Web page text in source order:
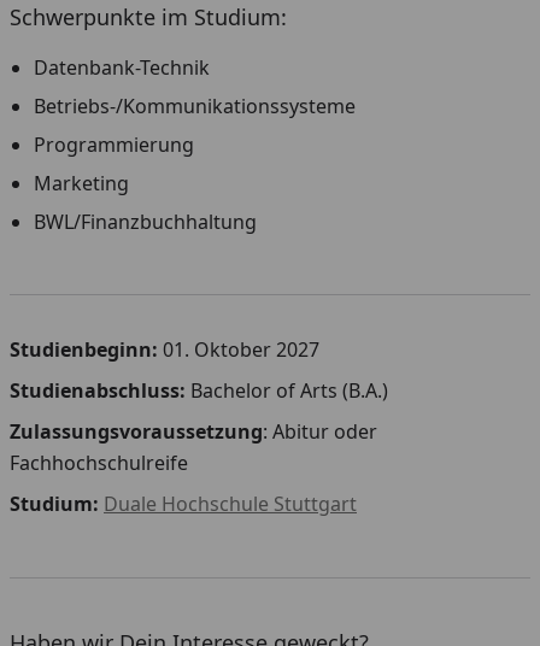
Schwerpunkte im Studium:
Datenbank-Technik
Betriebs-/Kommunikationssysteme
Programmierung
Marketing
BWL/Finanzbuchhaltung
Studienbeginn: 01. Oktober 2027
Studienabschluss: Bachelor of Arts (B.A.)
Zulassungsvoraussetzung: Abitur oder
Fachhochschulreife
Studium: Duale Hochschule Stuttgart